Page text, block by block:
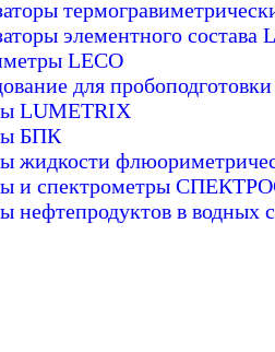
элементного состава
LECO
для
LUMETRIX
БПК
жидкости
и спектрометры
нефтепродуктов в водных